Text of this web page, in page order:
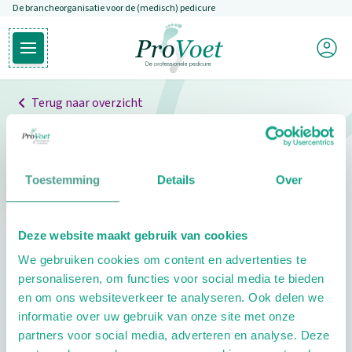
Toestemming Details Over
Deze website maakt gebruik van cookies
We gebruiken cookies om content en advertenties te
personaliseren, om functies voor social media te bieden
en om ons websiteverkeer te analyseren. Ook delen we
informatie over uw gebruik van onze site met onze
partners voor social media, adverteren en analyse. Deze
Overslaan en naar de inhoud gaan
De brancheorganisatie voor de (medisch) pedicure
Open hoofdmenu
Ga naar de homepagina
Mijn
Terug naar overzicht
Professionals
Pedicure niet gevonden
pedicure.